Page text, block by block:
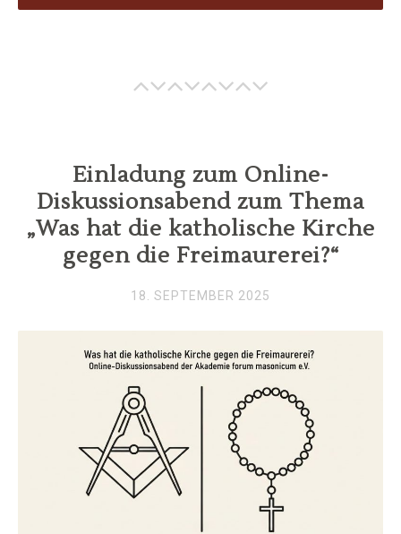
Einladung zum Online-
Diskussionsabend zum Thema
„Was hat die katholische Kirche
gegen die Freimaurerei?“
18. SEPTEMBER 2025